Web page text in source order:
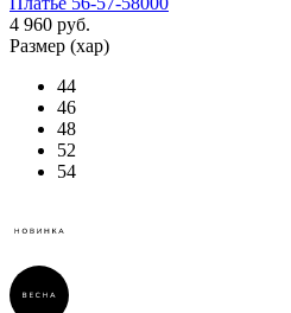
4 960 руб.
Размер (хар)
44
46
48
52
54